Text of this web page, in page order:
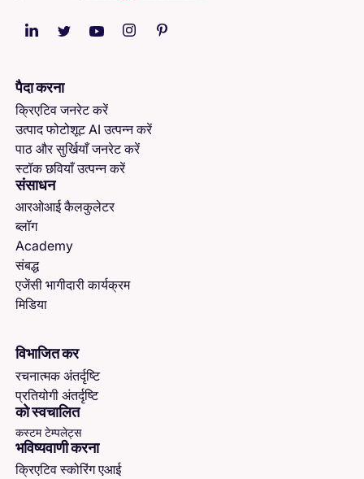
पैदा करना
क्रिएटिव जनरेट करें
उत्पाद फोटोशूट AI उत्पन्न करें
पाठ और सुर्खियाँ जनरेट करें
स्टॉक छवियाँ उत्पन्न करें
संसाधन
आरओआई कैलकुलेटर
ब्लॉग
Academy
संबद्ध
एजेंसी भागीदारी कार्यक्रम
मिडिया
विभाजित कर
रचनात्मक अंतर्दृष्टि
प्रतियोगी अंतर्दृष्टि
को स्वचालित
कस्टम टेम्पलेट्स
भविष्यवाणी करना
क्रिएटिव स्कोरिंग एआई